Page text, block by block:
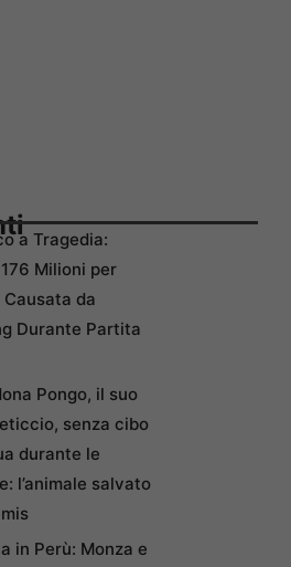
a Tragedia:
Milioni per
da
Durante Partita
Pongo, il suo
senza cibo
durante le
l’animale salvato
in Perù: Monza e